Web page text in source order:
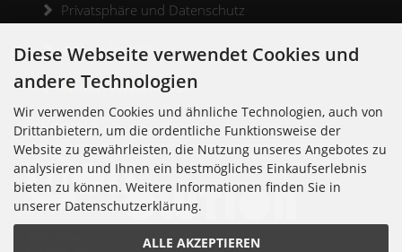
Privatsphäre und Datenschutz
Widerrufsrecht
Widerrufsformular
Kontakt
Diese Webseite verwendet Cookies und
andere Technologien
Wir verwenden Cookies und ähnliche Technologien, auch von
Drittanbietern, um die ordentliche Funktionsweise der
Website zu gewährleisten, die Nutzung unseres Angebotes zu
analysieren und Ihnen ein bestmögliches Einkaufserlebnis
bieten zu können. Weitere Informationen finden Sie in
unserer Datenschutzerklärung.
ALLE AKZEPTIEREN